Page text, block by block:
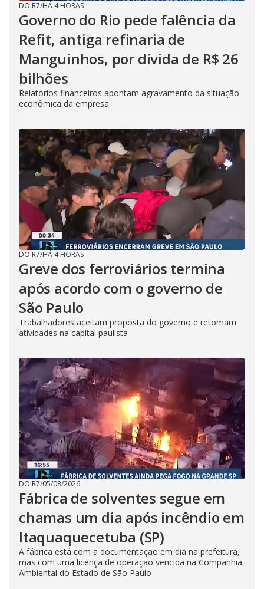
DO R7/HÁ 4 HORAS
Governo do Rio pede falência da
Refit, antiga refinaria de
Manguinhos, por dívida de R$ 26
bilhões
Relatórios financeiros apontam agravamento da situação
econômica da empresa
DO R7/HÁ 4 HORAS
Greve dos ferroviários termina
após acordo com o governo de
São Paulo
Trabalhadores aceitam proposta do governo e retomam
atividades na capital paulista
DO R7/05/08/2026
Fábrica de solventes segue em
chamas um dia após incêndio em
Itaquaquecetuba (SP)
A fábrica está com a documentação em dia na prefeitura,
mas com uma licença de operação vencida na Companhia
Ambiental do Estado de São Paulo